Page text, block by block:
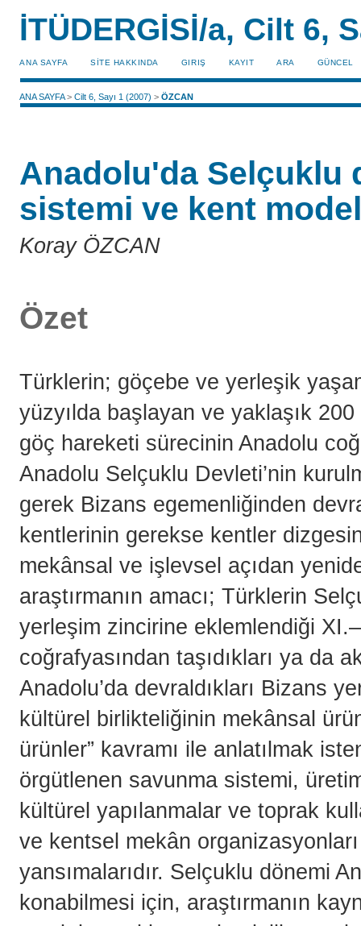
İTÜDERGİSİ/a, Cilt 6,
ANA SAYFA SİTE HAKKINDA GIRIŞ KAYIT ARA GÜNCEL
ANA SAYFA>Cilt 6, Sayı 1 (2007) >ÖZCAN
Anadolu'da Selçuklu
sistemi ve kent
Koray ÖZCAN
Özet
Türklerin; göçebe ve yerleşik
yüzyılda başlayan ve yaklaşık
göç hareketi sürecinin Anadolu
Anadolu Selçuklu Devleti’nin
gerek Bizans egemenliğinden
kentlerinin gerekse kentler
mekânsal ve işlevsel açıdan
araştırmanın amacı; Türklerin
yerleşim zincirine eklemlendiği
coğrafyasından taşıdıkları ya da
Anadolu’da devraldıkları Bizans
kültürel birlikteliğinin mekânsal
ürünler” kavramı ile anlatılmak
örgütlenen savunma sistemi,
kültürel yapılanmalar ve toprak
ve kentsel mekân
yansımalarıdır. Selçuklu dönemi
konabilmesi için, araştırmanın